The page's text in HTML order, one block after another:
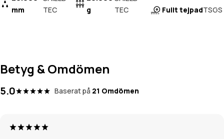
mm
TEC
g
TEC
Fullt tejpadTSGS
Betyg & Omdömen
5.0 Baserat på 21 Omdömen